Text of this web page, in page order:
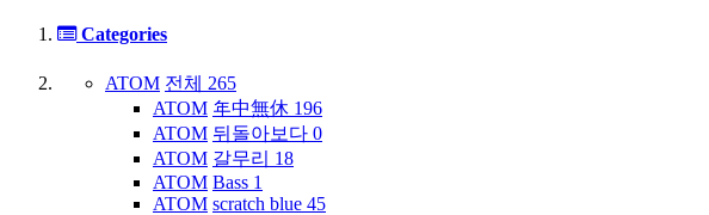
Categories
ATOM 전체 265
ATOM 年中無休 196
ATOM 뒤돌아보다 0
ATOM 갈무리 18
ATOM Bass 1
ATOM scratch blue 45